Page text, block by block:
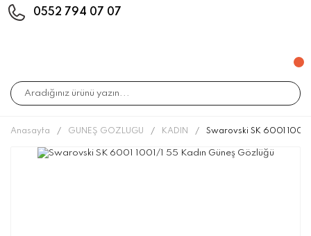
0552 794 07 07
Anasayfa GÜNEŞ GÖZLÜĞÜ KADIN Swarovski SK 6001 1001/